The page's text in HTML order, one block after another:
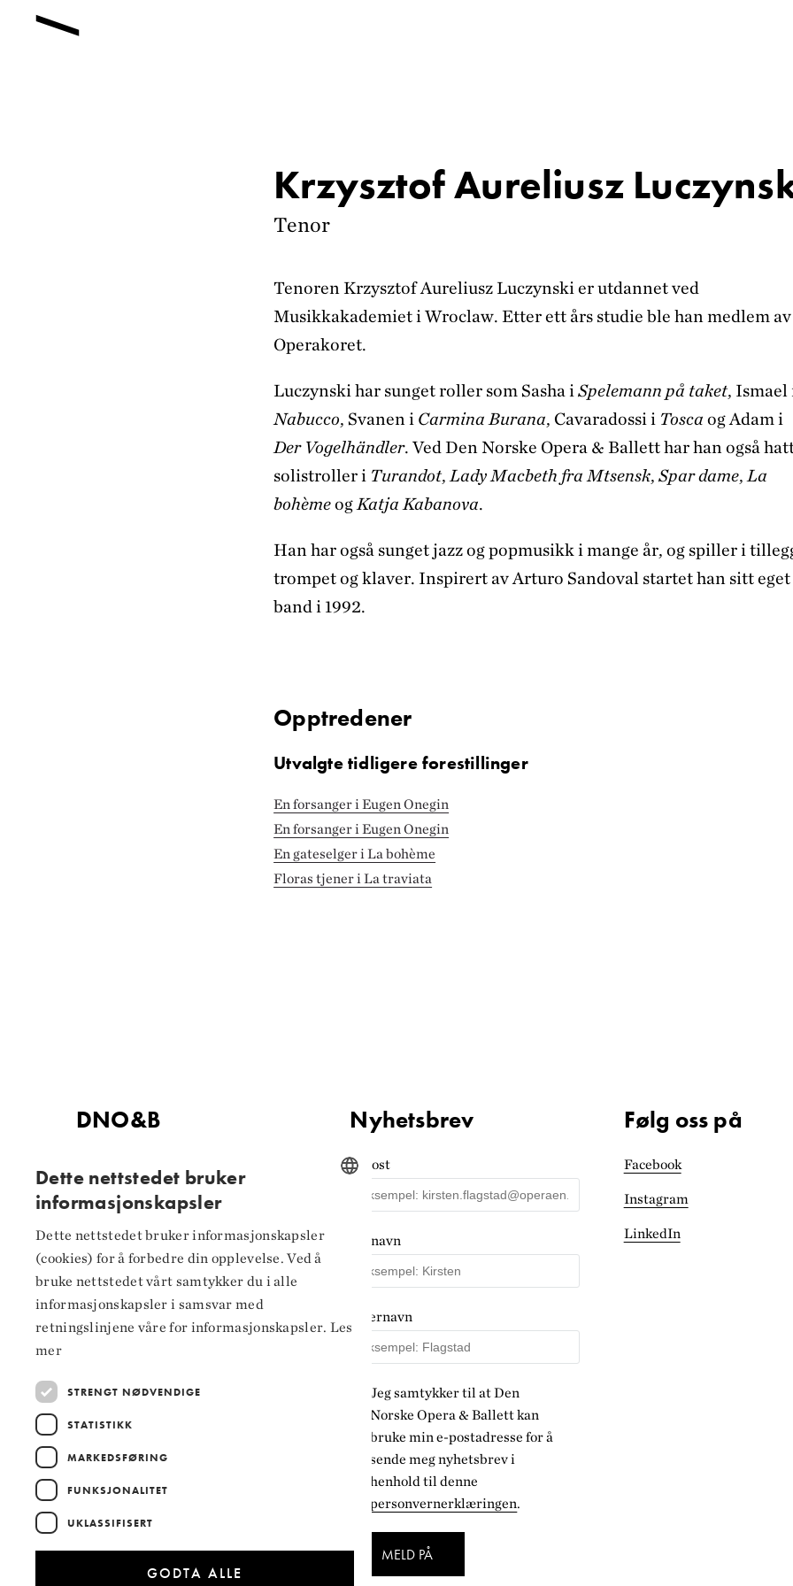
Krzysztof Aureliusz
Tenor
Tenoren Krzysztof Aureliusz Luczynski er utdannet ved
Musikkakademiet i Wroclaw. Etter ett års studie ble han medlem av
Operakoret.
Luczynski har sunget roller som Sasha iSpelemann på taket, Ismael
Nabucco, Svanen i Carmina Burana, Cavaradossi i Tosca og Adam i
Der Vogelhändler. Ved Den Norske Opera & Ballett har han også
solistroller i Turandot,Lady Macbeth fra Mtsensk,Spar dame,La
bohèmeogKatja Kabanova.
Han har også sunget jazz og popmusikk i mange år, og spiller i
trompet og klaver. Inspirert av Arturo Sandoval startet han sitt eget
band i 1992.
Opptredener
Utvalgte tidligere forestillinger
En forsanger i Eugen Onegin
En forsanger i Eugen Onegin
En gateselger i La bohème
Floras tjener i La traviata
DNO&B
Tilgjengelighets­erklæring
Personvern og
informasjonskapsler
Innstillinger for
informasjonskapsler
Nyhetsbrev
E-post
Fornavn
Etternavn
Jeg samtykker til at Den
Norske Opera & Ballett kan
bruke min e-postadresse for å
sende meg nyhetsbrev i
henhold til denne
personvernerklæringen.
MELD PÅ
Følg oss på
Facebook
Instagram
LinkedIn
ENGLISH
Dette nettstedet bruker
informasjonskapsler
Dette nettstedet bruker informasjonskapsler
(cookies) for å forbedre din opplevelse. Ved å
bruke nettstedet vårt samtykker du i alle
informasjonskapsler i samsvar med
retningslinjene våre for informasjonskapsler. Les
mer
STRENGT NØDVENDIGE
STATISTIKK
MARKEDSFØRING
FUNKSJONALITET
UKLASSIFISERT
GODTA ALLE